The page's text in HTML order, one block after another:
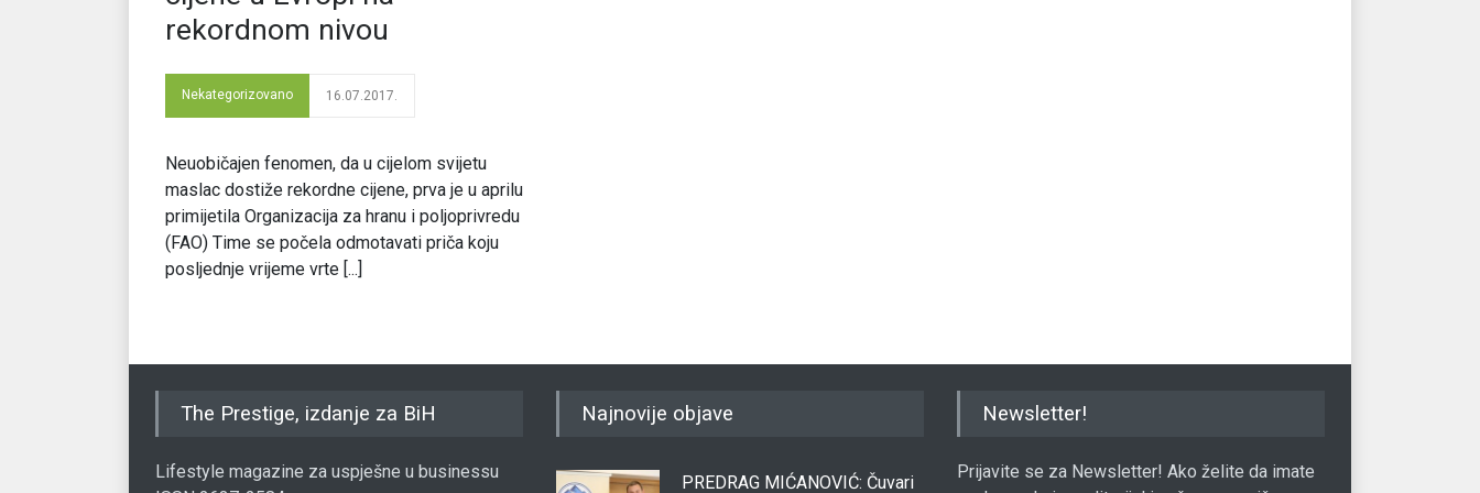
rekordnom nivou
Nekategorizovano 16.07.2017.
Neuobičajen fenomen, da u cijelom svijetu
maslac dostiže rekordne cijene, prva je u aprilu
primijetila Organizacija za hranu i poljoprivredu
(FAO) Time se počela odmotavati priča koju
posljednje vrijeme vrte [...]
The Prestige, izdanje za BiH
Lifestyle magazine za uspješne u businessu
Najnovije objave
PREDRAG MIĆANOVIĆ: Čuvari
Newsletter!
Prijavite se za Newsletter! Ako želite da imate